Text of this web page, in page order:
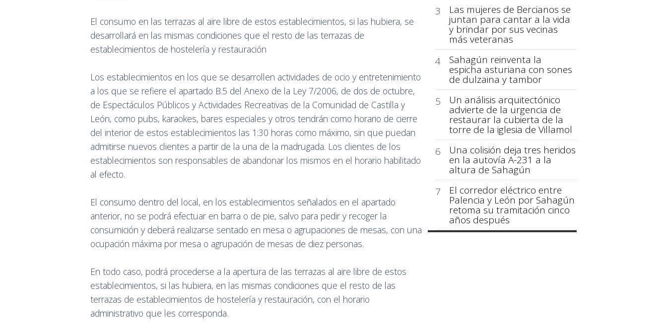
El consumo en las terrazas al aire libre de estos establecimientos, si las hubiera, se
desarrollará en las mismas condiciones que el resto de las terrazas de
establecimientos de hostelería y restauración
Los establecimientos en los que se desarrollen actividades de ocio y entretenimiento
a los que se refiere el apartado B.5 del Anexo de la Ley 7/2006, de dos de octubre,
de Espectáculos Públicos y Actividades Recreativas de la Comunidad de Castilla y
León, como pubs, karaokes, bares especiales y otros tendrán como horario de cierre
del interior de estos establecimientos las 1:30 horas como máximo, sin que puedan
admitirse nuevos clientes a partir de la una de la madrugada. Los clientes de los
establecimientos son responsables de abandonar los mismos en el horario habilitado
al efecto.
El consumo dentro del local, en los establecimientos señalados en el apartado
anterior, no se podrá efectuar en barra o de pie, salvo para pedir y recoger la
consumición y deberá realizarse sentado en mesa o agrupaciones de mesas, con una
ocupación máxima por mesa o agrupación de mesas de diez personas.
En todo caso, podrá procederse a la apertura de las terrazas al aire libre de estos
establecimientos, si las hubiera, en las mismas condiciones que el resto de las
terrazas de establecimientos de hostelería y restauración, con el horario
administrativo que les corresponda.
3
Las mujeres de Bercianos se
juntan para cantar a la vida
y brindar por sus vecinas
más veteranas
4
Sahagún reinventa la
espicha asturiana con sones
de dulzaina y tambor
5
Un análisis arquitectónico
advierte de la urgencia de
restaurar la cubierta de la
torre de la iglesia de Villamol
6
Una colisión deja tres heridos
en la autovía A-231 a la
altura de Sahagún
7
El corredor eléctrico entre
Palencia y León por Sahagún
retoma su tramitación cinco
años después